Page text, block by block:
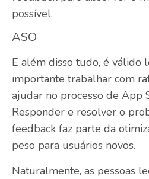
possível.
ASO
E além disso tudo, é válido
importante trabalhar com
ajudar no processo de App
Responder e resolver o
feedback faz parte da
peso para usuários novos.
Naturalmente, as pessoas